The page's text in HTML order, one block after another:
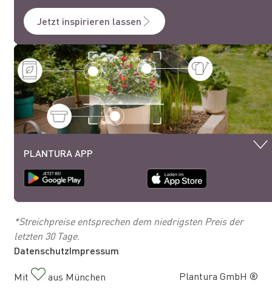
Jetzt inspirieren lassen
PLANTURA APP
*Streichpreise entsprechen dem niedrigsten Preis der
letzten 30 Tage.
Plantura GmbH ®
Mit aus München
DatenschutzImpressum